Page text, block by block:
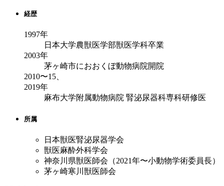
経歴
1997年
日本大学農獣医学部獣医学科卒業
2003年
茅ヶ崎市におおくぼ動物病院開院
2010〜15、
2019年
麻布大学附属動物病院 腎泌尿器科専科研修医
所属
日本獣医腎泌尿器学会
獣医麻酔外科学会
神奈川県獣医師会（2021年〜小動物学術委員長）
茅ヶ崎寒川獣医師会